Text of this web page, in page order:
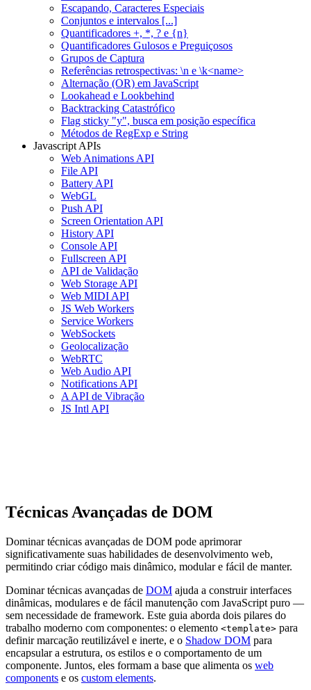
Escapando, Caracteres Especiais
Conjuntos e intervalos [...]
Quantificadores +, *, ? e {n}
Quantificadores Gulosos e Preguiçosos
Grupos de Captura
Referências retrospectivas: \n e \k<name>
Alternação (OR) em JavaScript
Lookahead e Lookbehind
Backtracking Catastrófico
Flag sticky "y", busca em posição específica
Métodos de RegExp e String
Javascript APIs
Web Animations API
File API
Battery API
WebGL
Push API
Screen Orientation API
History API
Console API
Fullscreen API
API de Validação
Web Storage API
Web MIDI API
JS Web Workers
Service Workers
WebSockets
Geolocalização
WebRTC
Web Audio API
Notifications API
A API de Vibração
JS Intl API
Técnicas Avançadas de DOM
Dominar técnicas avançadas de DOM pode aprimorar
significativamente suas habilidades de desenvolvimento web,
permitindo criar código mais dinâmico, modular e fácil de manter.
Dominar técnicas avançadas de DOM ajuda a construir interfaces
dinâmicas, modulares e de fácil manutenção com JavaScript puro —
sem necessidade de framework. Este guia aborda dois pilares do
trabalho moderno com componentes: o elemento <template> para
definir marcação reutilizável e inerte, e o Shadow DOM para
encapsular a estrutura, os estilos e o comportamento de um
componente. Juntos, eles formam a base que alimenta os web
components e os custom elements.